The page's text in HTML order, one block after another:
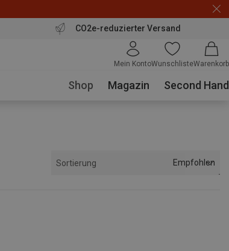
CO2e-reduzierter Versand
Mein KontoWunschlisteWarenkorb
Shop Magazin Second Hand
Sortierung Empfohlen